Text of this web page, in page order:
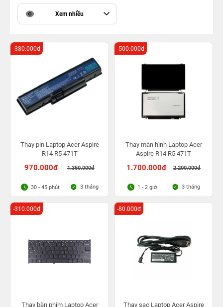
Xem nhiều
Thay pin Laptop Acer Aspire
R14 R5 471T
970.000đ 1.350.000đ
-380.000đ
30 - 45 phút 3 tháng
Thay màn hình Laptop Acer
Aspire R14 R5 471T
1.700.000đ 2.200.000đ
-500.000đ
1 - 2 giờ 3 tháng
Thay bàn phím Laptop Acer
-310.000đ
Thay sạc Laptop Acer Aspire
-80.000đ